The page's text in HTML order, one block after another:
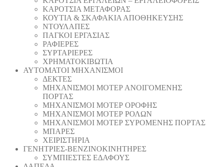
ΚΑΡΟΤΣΙΑ ΜΕΤΑΦΟΡΑΣ
ΚΟΥΤΙΑ & ΣΚΑΦΑΚΙΑ ΑΠΟΘΗΚΕΥΣΗΣ
ΝΤΟΥΛΑΠΕΣ
ΠΑΓΚΟΙ ΕΡΓΑΣΙΑΣ
ΡΑΦΙΕΡΕΣ
ΣΥΡΤΑΡΙΕΡΕΣ
ΧΡΗΜΑΤΟΚΙΒΩΤΙΑ
ΑΥΤΟΜΑΤΟΙ ΜΗΧΑΝΙΣΜΟΙ
ΔΕΚΤΕΣ
ΜΗΧΑΝΙΣΜΟΙ ΜΟΤΕΡ ΑΝΟΙΓΟΜΕΝΗΣ
ΠΟΡΤΑΣ
ΜΗΧΑΝΙΣΜΟΙ ΜΟΤΕΡ ΟΡΟΦΗΣ
ΜΗΧΑΝΙΣΜΟΙ ΜΟΤΕΡ ΡΟΛΩΝ
ΜΗΧΑΝΙΣΜΟΙ ΜΟΤΕΡ ΣΥΡΟΜΕΝΗΣ ΠΟΡΤΑΣ
ΜΠΑΡΕΣ
ΧΕΙΡΙΣΤΗΡΙΑ
ΓΕΝΗΤΡΙΕΣ-ΒΕΝΖΙΝΟΚΙΝΗΤΗΡΕΣ
ΣΥΜΠΙΕΣΤΕΣ ΕΔΑΦΟΥΣ